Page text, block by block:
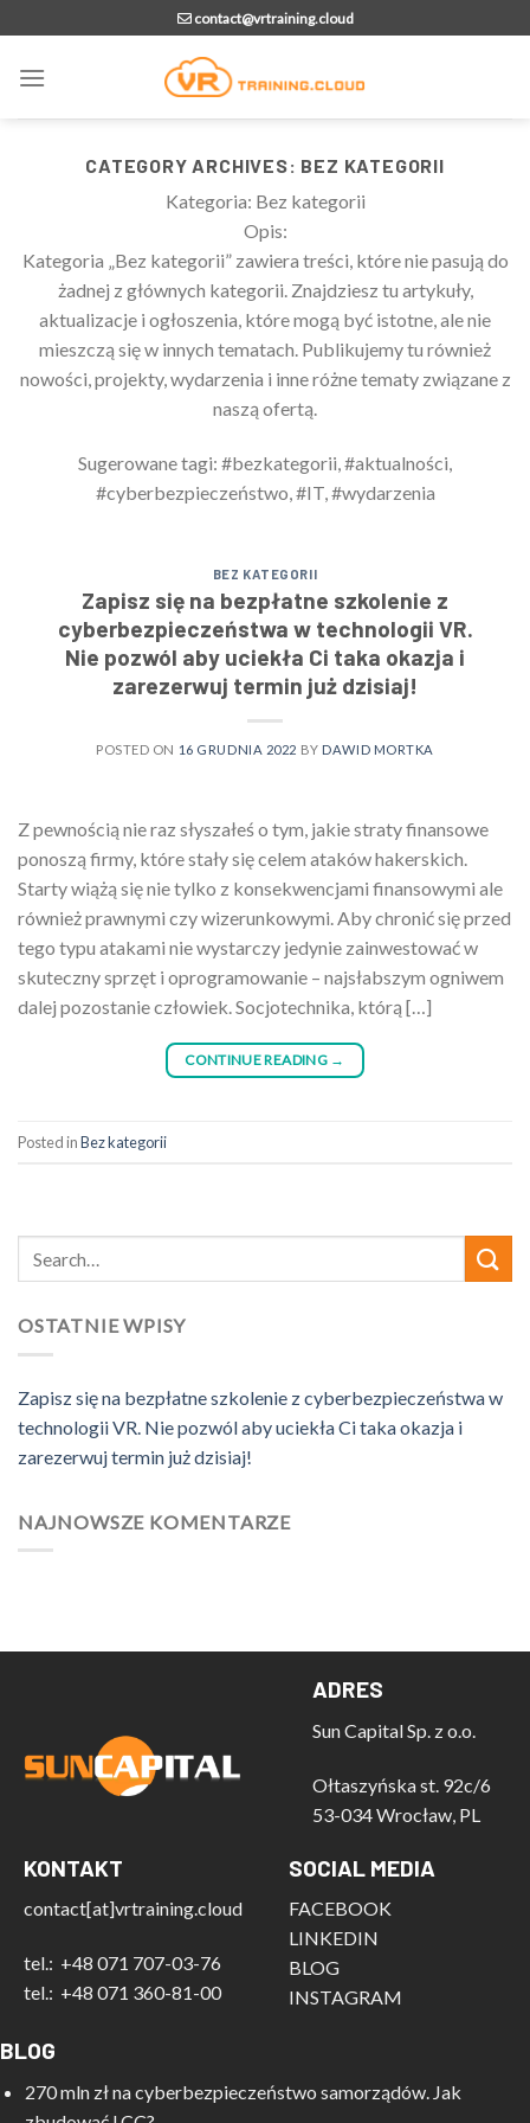
to
content
contact@vrtraining.cloud
CATEGORY ARCHIVES: BEZ KATEGORII
Kategoria: Bez kategorii
Opis:
Kategoria „Bez kategorii” zawiera treści, które nie pasują do
żadnej z głównych kategorii. Znajdziesz tu artykuły,
aktualizacje i ogłoszenia, które mogą być istotne, ale nie
mieszczą się w innych tematach. Publikujemy tu również
nowości, projekty, wydarzenia i inne różne tematy związane z
naszą ofertą.
Sugerowane tagi: #bezkategorii, #aktualności,
#cyberbezpieczeństwo, #IT, #wydarzenia
BEZ KATEGORII
Zapisz się na bezpłatne szkolenie z
cyberbezpieczeństwa w technologii VR.
Nie pozwól aby uciekła Ci taka okazja i
zarezerwuj termin już dzisiaj!
POSTED ON 16 GRUDNIA 2022 BY DAWID MORTKA
Z pewnością nie raz słyszałeś o tym, jakie straty finansowe
ponoszą firmy, które stały się celem ataków hakerskich.
Starty wiążą się nie tylko z konsekwencjami finansowymi ale
również prawnymi czy wizerunkowymi. Aby chronić się przed
tego typu atakami nie wystarczy jedynie zainwestować w
skuteczny sprzęt i oprogramowanie – najsłabszym ogniwem
dalej pozostanie człowiek. Socjotechnika, którą […]
CONTINUE READING →
Posted inBez kategorii
OSTATNIE WPISY
Zapisz się na bezpłatne szkolenie z cyberbezpieczeństwa w
technologii VR. Nie pozwól aby uciekła Ci taka okazja i
zarezerwuj termin już dzisiaj!
NAJNOWSZE KOMENTARZE
ADRES
Sun Capital Sp. z o.o.
Ołtaszyńska st. 92c/6
53-034 Wrocław, PL
KONTAKT
contact[at]vrtraining.cloud
tel.: +48 071 707-03-76
tel.: +48 071 360-81-00
SOCIAL MEDIA
FACEBOOK
LINKEDIN
BLOG
INSTAGRAM
BLOG
270 mln zł na cyberbezpieczeństwo samorządów. Jak